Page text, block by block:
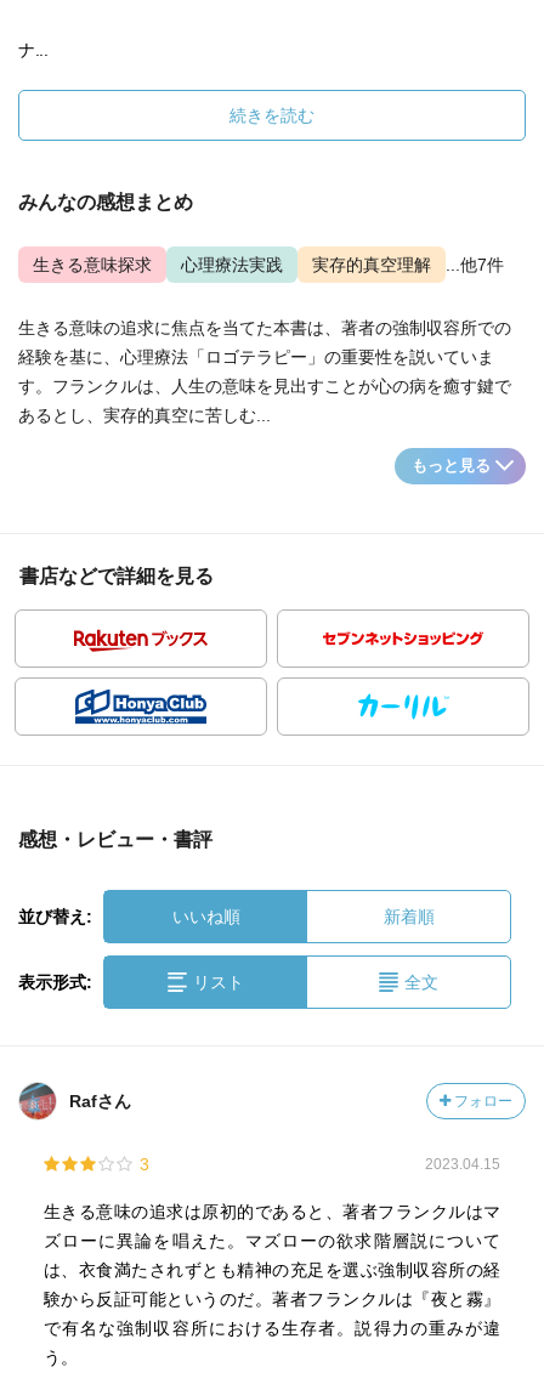
ナ...
続きを読む
みんなの感想まとめ
生きる意味探求 心理療法実践 実存的真空理解 ...他7件
生きる意味の追求に焦点を当てた本書は、著者の強制収容所での
経験を基に、心理療法「ロゴテラピー」の重要性を説いていま
す。フランクルは、人生の意味を見出すことが心の病を癒す鍵で
あるとし、実存的真空に苦しむ...
もっと見る
書店などで詳細を見る
感想・レビュー・書評
並び替え: いいね順 新着順
表示形式: リスト 全文
Rafさん フォロー
3 2023.04.15
生きる意味の追求は原初的であると、著者フランクルはマ
ズローに異論を唱えた。マズローの欲求階層説について
は、衣食満たされずとも精神の充足を選ぶ強制収容所の経
験から反証可能というのだ。著者フランクルは『夜と霧』
で有名な強制収容所における生存者。説得力の重みが違
う。